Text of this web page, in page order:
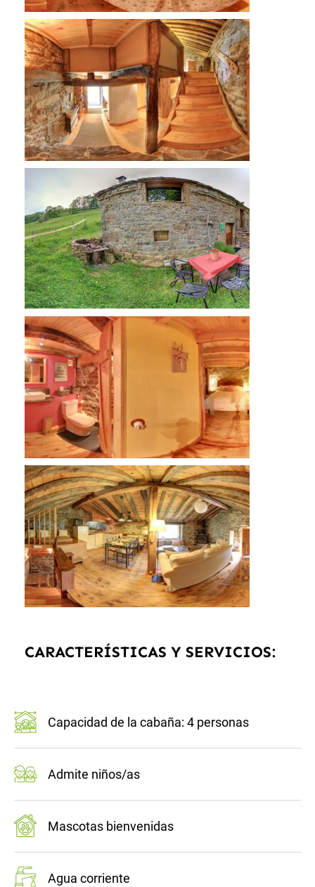
CARACTERÍSTICAS Y SERVICIOS:
Capacidad de la cabaña: 4 personas
Admite niños/as
Mascotas bienvenidas
Agua corriente